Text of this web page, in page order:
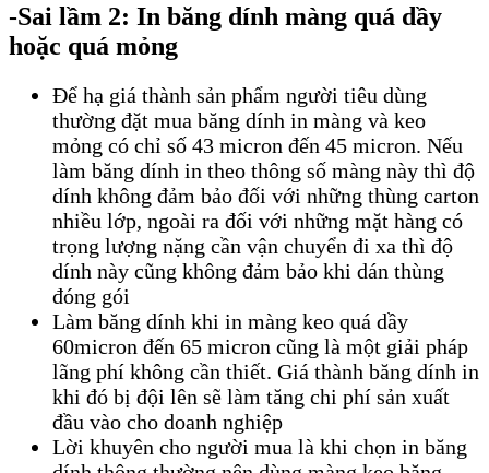
-Sai lầm 2: In băng dính màng quá dầy
hoặc quá mỏng
Để hạ giá thành sản phẩm người tiêu dùng
thường đặt mua băng dính in màng và keo
mỏng có chỉ số 43 micron đến 45 micron. Nếu
làm băng dính in theo thông số màng này thì độ
dính không đảm bảo đối với những thùng carton
nhiều lớp, ngoài ra đối với những mặt hàng có
trọng lượng nặng cần vận chuyển đi xa thì độ
dính này cũng không đảm bảo khi dán thùng
đóng gói
Làm băng dính khi in màng keo quá dầy
60micron đến 65 micron cũng là một giải pháp
lãng phí không cần thiết. Giá thành băng dính in
khi đó bị đội lên sẽ làm tăng chi phí sản xuất
đầu vào cho doanh nghiệp
Lời khuyên cho người mua là khi chọn in băng